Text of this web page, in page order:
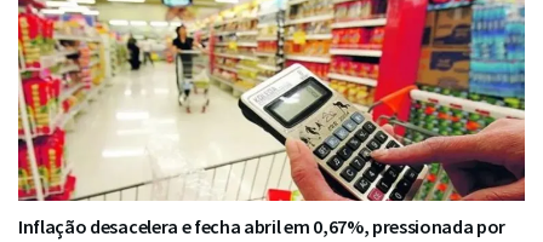
Inflação desacelera e fecha abril em 0,67%, pressionada por